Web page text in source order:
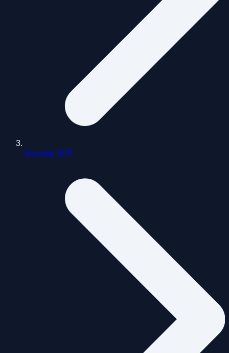
Moselle (57)